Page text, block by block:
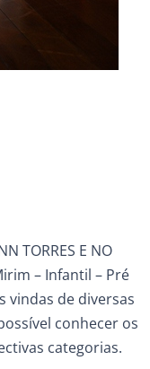
TORRES E NO
– Infantil – Pré
vindas de diversas
conhecer os
categorias.